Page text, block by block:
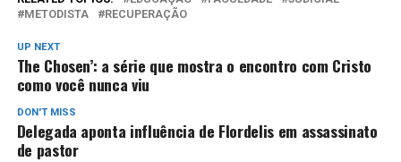
METODISTA
RECUPERAÇÃO
UP NEXT
The Chosen’: a série que mostra o encontro com Cristo
como você nunca viu
DON'T MISS
Delegada aponta influência de Flordelis em assassinato
de pastor